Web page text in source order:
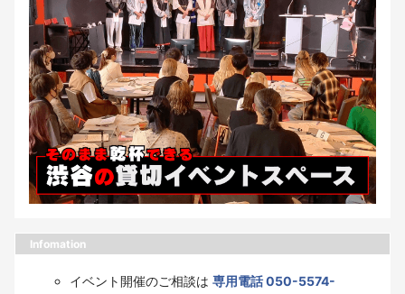
Infomation
イベント開催のご相談は 専用電話 050-5574-